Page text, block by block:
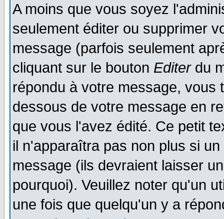
A moins que vous soyez
seulement éditer ou supprimer
message (parfois seulement
cliquant sur le bouton Editerdu
répondu à votre message, vous
dessous de votre message en
que vous l'avez édité. Ce petit
il n'apparaîtra pas non plus si
message (ils devraient laisser
pourquoi). Veuillez noter qu'un
une fois que quelqu'un y a